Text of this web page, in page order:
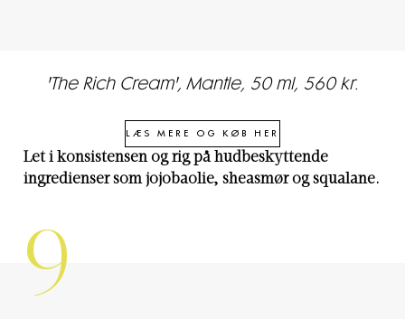
'The Rich Cream', Mantle, 50 ml, 560 kr.
LÆS MERE OG KØB HER
Let i konsistensen og rig på hudbeskyttende
ingredienser som jojobaolie, sheasmør og squalane.
9